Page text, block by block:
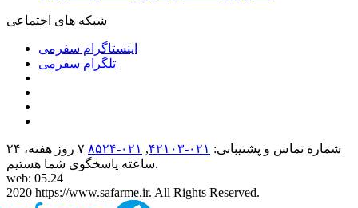
شبکه های اجتماعی
اینستاگرام سفرمی
تلگرام سفرمی
شماره تماس و پشتیبانی: ۰۲۱-۴٢١٠٣ , ۰۲۱-۸۵۲۴
۷ روز هفته، ۲۴
ساعته پاسخگوی شما هستیم.
web: 05.24
2020 https://www.safarme.ir. All Rights Reserved.